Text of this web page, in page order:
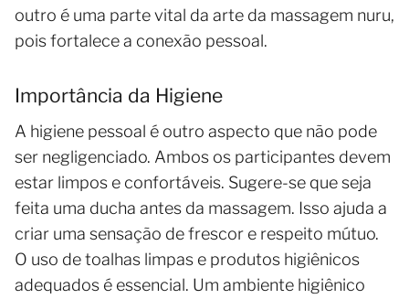
outro é uma parte vital da arte da massagem nuru,
pois fortalece a conexão pessoal.
Importância da Higiene
A higiene pessoal é outro aspecto que não pode
ser negligenciado. Ambos os participantes devem
estar limpos e confortáveis. Sugere-se que seja
feita uma ducha antes da massagem. Isso ajuda a
criar uma sensação de frescor e respeito mútuo.
O uso de toalhas limpas e produtos higiênicos
adequados é essencial. Um ambiente higiênico